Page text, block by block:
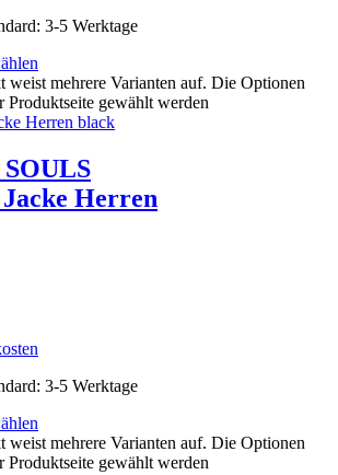
3-5 Werktage
weist mehrere Varianten auf. Die Optionen
Produktseite gewählt werden
Herren
3-5 Werktage
weist mehrere Varianten auf. Die Optionen
Produktseite gewählt werden